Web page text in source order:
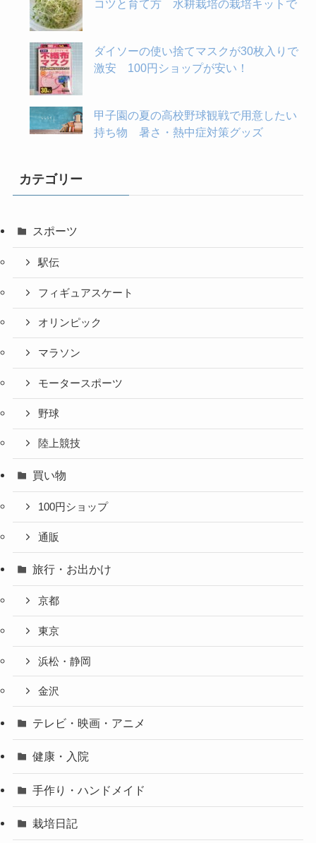
コツと育て方 水耕栽培の栽培キットで
ダイソーの使い捨てマスクが30枚入りで
激安 100円ショップが安い！
甲子園の夏の高校野球観戦で用意したい
持ち物 暑さ・熱中症対策グッズ
カテゴリー
スポーツ
駅伝
フィギュアスケート
オリンピック
マラソン
モータースポーツ
野球
陸上競技
買い物
100円ショップ
通販
旅行・お出かけ
京都
東京
浜松・静岡
金沢
テレビ・映画・アニメ
健康・入院
手作り・ハンドメイド
栽培日記